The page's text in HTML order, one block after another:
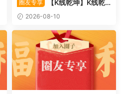
圈友专享
【K线乾坤】K线乾
坤–提前发现强势板块 1PDF文
件
2026-08-10